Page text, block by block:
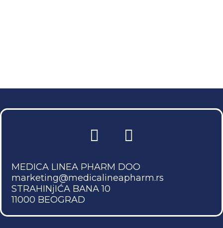
MEDICA LINEA PHARM DOO
marketing@medicalineapharm.rs
STRAHINjIĆA BANA 10
11000 BEOGRAD